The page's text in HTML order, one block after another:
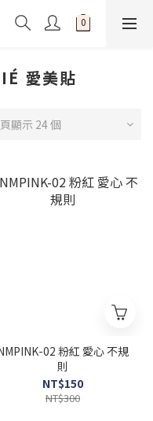
愛美貼
顯示 24 個
02 粉紅 愛心 不規
則
NT$150
NT$300